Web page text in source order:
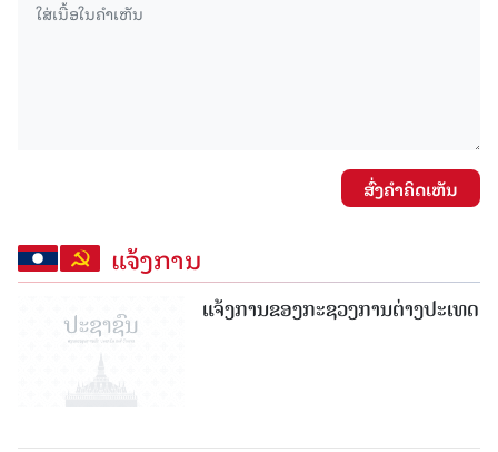
ສົ່ງຄໍາຄິດເຫັນ
ແຈ້ງການ
ແຈ້ງການຂອງກະຊວງການຕ່າງປະເທດ